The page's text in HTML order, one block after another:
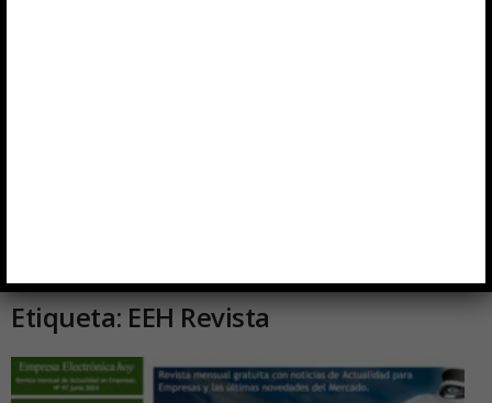
Inicio Etiquetas EEH Revista
Etiqueta: EEH Revista